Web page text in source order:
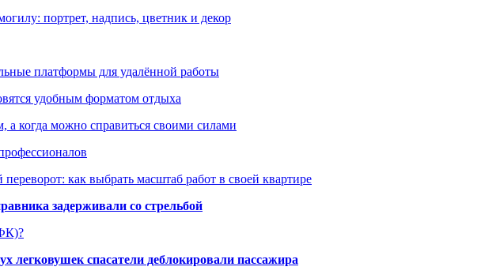
портрет, надпись, цветник и декор
платформы для удалённой работы
удобным форматом отдыха
а когда можно справиться своими силами
как выбрать масштаб работ в своей квартире
задерживали со стрельбой
легковушек спасатели деблокировали пассажира